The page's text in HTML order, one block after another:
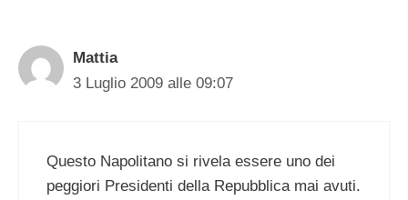
Mattia
3 Luglio 2009 alle 09:07
Questo Napolitano si rivela essere uno dei
peggiori Presidenti della Repubblica mai avuti.